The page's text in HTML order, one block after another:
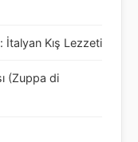
İtalyan Kış Lezzeti
(Zuppa di